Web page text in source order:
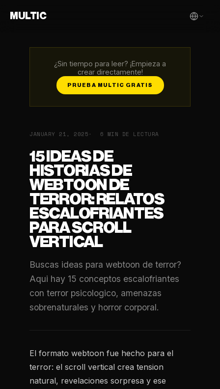
MULTIC
¿Sin tiempo para leer? ¡Empieza a
crear directamente!
PRUEBA MULTIC GRATIS
JANUARY 21, 2025 6 MIN DE LECTURA
15 IDEAS DE
HISTORIAS DE
WEBTOON DE
TERROR: RELATOS
ESCALOFRIANTES
PARA SCROLL
VERTICAL
Buscas ideas para webtoon de terror?
Aqui hay 15 conceptos escalofriantes
con terror psicologico, amenazas
sobrenaturales y horror corporal.
El formato webtoon fue hecho para el
terror: el scroll vertical crea tension
natural, revelaciones sorpresa y ese